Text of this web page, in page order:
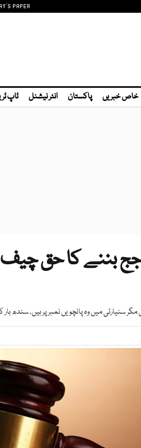
PAPER
خاص خبریں پاکستان انٹر نیشنل ٹاپ
جج بننے کا حق
میں وہ پانچویں نمبر پر ہیں، سندھ بار